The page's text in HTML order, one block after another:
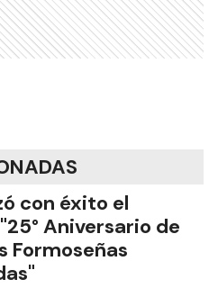
con éxito el
Aniversario de
Formoseñas